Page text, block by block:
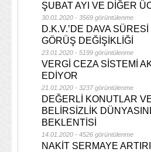
ŞUBAT AYI VE DİĞER
30.01.2020 - 3569 görüntülenme
D.K.V.’DE DAVA
GÖRÜŞ DEĞİŞİKLİĞİ
23.01.2020 - 5199 görüntülenme
VERGİ CEZA SİSTEMİ
EDİYOR
21.01.2020 - 3237 görüntülenme
DEĞERLİ KONUTLAR
BELİRSİZLİK
BEKLENTİSİ
14.01.2020 - 4526 görüntülenme
NAKİT SERMAYE